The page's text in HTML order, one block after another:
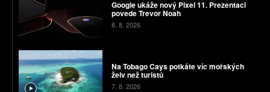
Google ukáže nový Pixel 11. Prezentaci
povede Trevor Noah
8. 8. 2026
Na Tobago Cays potkáte víc mořských
želv než turistů
7. 8. 2026